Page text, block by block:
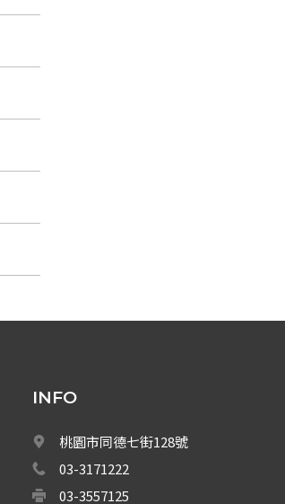
INFO
桃園市同德七街128號
03-3171222
03-3557125